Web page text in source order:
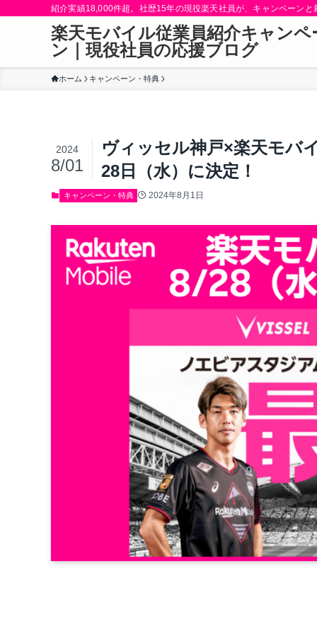
紹介実績18,000件超。社歴15年の現役楽天社員が、キャンペーン
楽天モバイル従業員紹介キャンペ
ン｜現役社員の応援ブログ
ホーム キャンペーン・特典
ヴィッセル神戸×楽天モバ
28日（水）に決定！
2024
8/01
キャンペーン・特典 2024年8月1日